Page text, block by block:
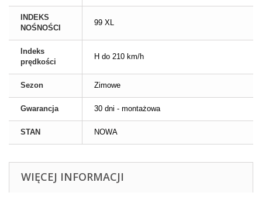
INDEKS
NOŚNOŚCI
99 XL
Indeks
prędkości
H do 210 km/h
Sezon Zimowe
Gwarancja 30 dni - montażowa
STAN NOWA
WIĘCEJ INFORMACJI